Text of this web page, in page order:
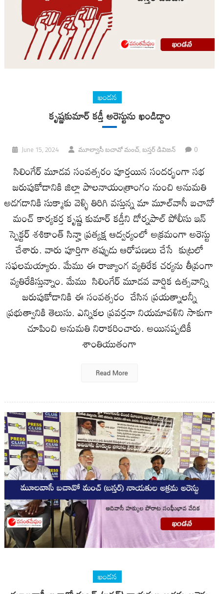
ఖండన
కృష్ణకుమార్ కడ్తీ అరెస్టును ఖండిద్దాం
June 15, 2024 మూల్వాసీ బచావో మంచ్, బస్తర్ డివిజన్ 0
సిలింగేర్ మూడవ సంవత్సరం పూర్తయిన సందర్భంగా సభ
జరుపుకోడానికి జిల్లా పాలనాయంత్రాంగం నుంచి అనుమతి
అడగడానికి సుక్మాకు వెళ్ళి తిరిగి వస్తున్న మా మూల్‌వాసీ బచావో
మంచ్ కార్యకర్త కృష్ణ కుమార్ కడ్తీని డోర్నపాల్ పోలీసు ఇన్
స్పెక్టర్ శశికాంత్ సిన్హా ప్రత్యక్ష ఆద్వర్యంలో అక్రమంగా అరెస్టు
చేశారు. వారు పూర్తిగా తప్పుడు ఆరోపణలు చేసే కుట్రలో
సఫలమయ్యారు. మేము ఈ రాజ్యాంగ వ్యతిరేక చర్యను తీవ్రంగా
వ్యతిరేకిస్తున్నాం. మేము సిలింగేర్ మూడవ వార్షిక ఉత్సవాన్ని
జరుపుకోడానికి ఈ సంవత్సరం చేసిన ప్రయత్నాలన్నీ
ప్రభుత్వానికి తెలుసు. ఎన్నికల ప్రవర్తనా నియమావళిని సాకుగా
చూపించి అనుమతి నిరాకరించారు. అయినప్పటికీ
శాంతియుతంగా
Read More
ఖండన